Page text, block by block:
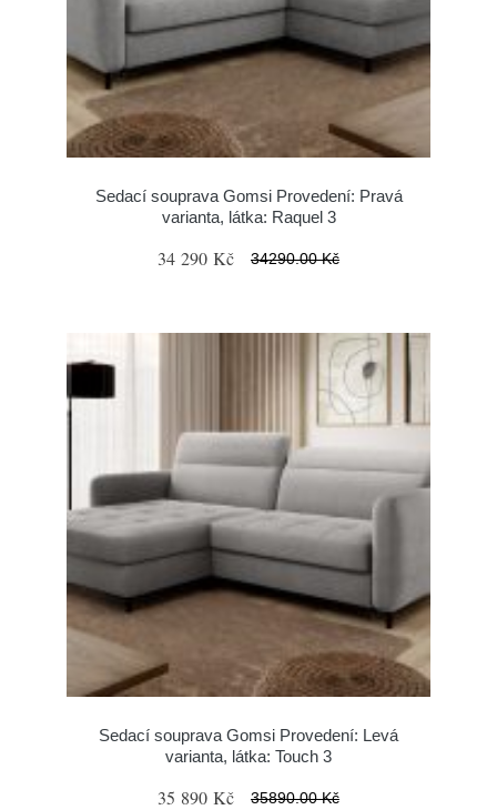
Sedací souprava Gomsi Provedení: Pravá
varianta, látka: Raquel 3
34 290 Kč 34290.00 Kč
Sedací souprava Gomsi Provedení: Levá
varianta, látka: Touch 3
35 890 Kč 35890.00 Kč